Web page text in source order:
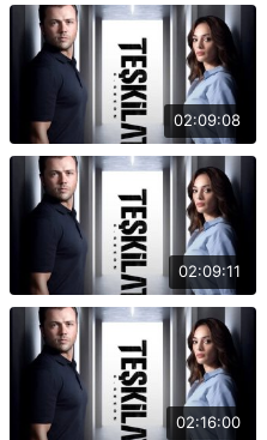
02:09:08
02:09:11
02:16:00